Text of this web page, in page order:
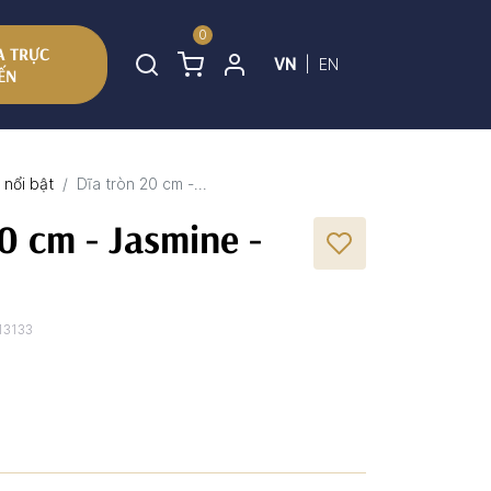
TRỰC
0
VN EN
nổi bật Dĩa tròn 20 cm -...
cm - Jasmine -